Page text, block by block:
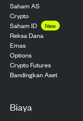
Saham AS
Crypto
Saham ID
New
Reksa Dana
Emas
Options
Crypto Futures
Bandingkan Aset
Biaya